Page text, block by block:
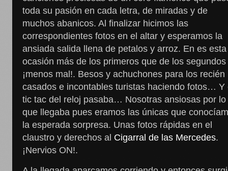
toda su pasión en cada letra, de miradas y de
muchos abanicos. Al finalizar hicimos las
correspondientes fotos en el altar y esperamos la
ansiada salida llena de petalos y arroz. En es esta
ocasión más de los primeros que de los segundos
¡menos mal!. Besos y achuchones para los recién
casados e incontables turistas haciendo fotos… Y
tic tac del reloj pasaba… Nosotras ansiosas por lo
que llegaba pues eramos las únicas que
la esperada sorpresa. Unas fotos rápidas en el
claustro y derechos al Cigarral de las Mercedes.
¡Nervios ON!.